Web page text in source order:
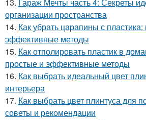
13. Гараж Мечты часть 4: Секреты
организации пространства
14. Как убрать царапины с
эффективные методы
15. Как отполировать пластик в
простые и эффективные методы
16. Как выбрать идеальный цвет
интерьера
17. Как выбрать цвет плинтуса для
советы и рекомендации